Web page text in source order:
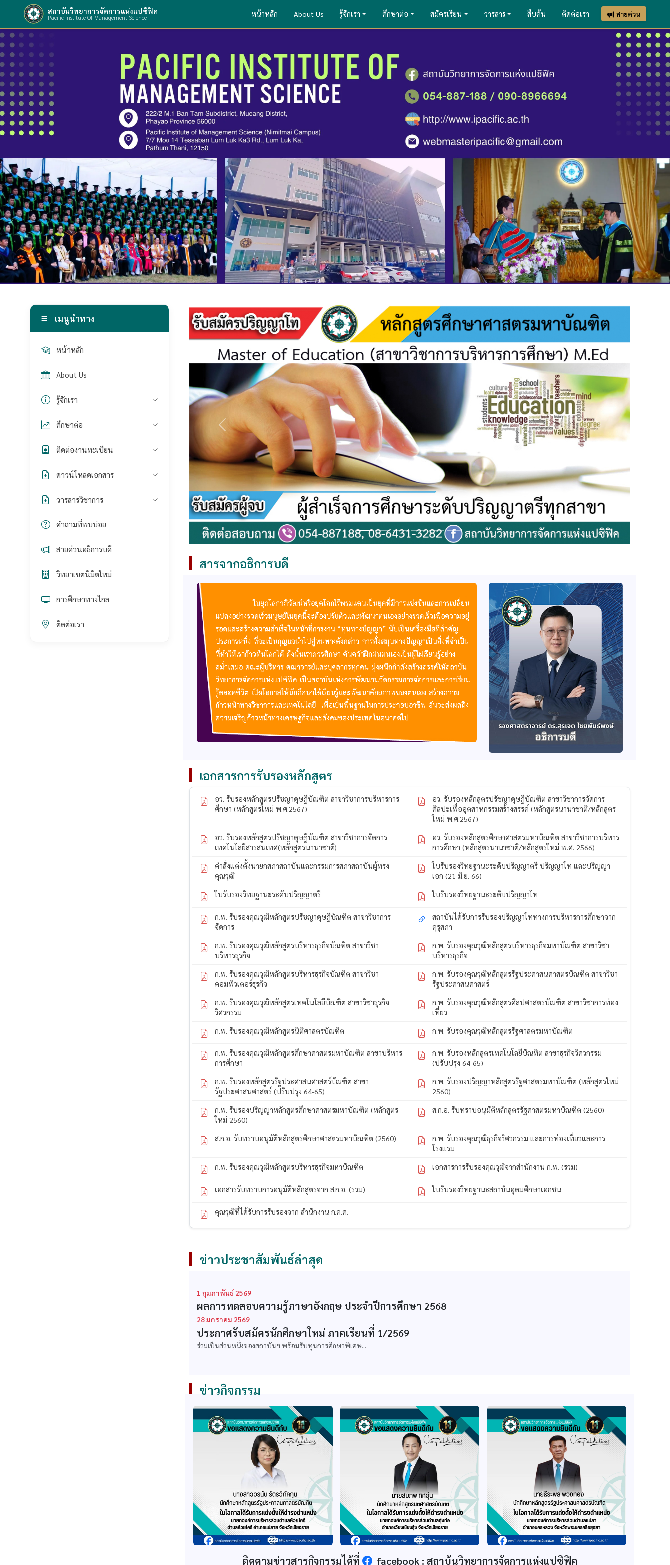
สถาบันวิทยาการจัดการแห่งแปซิฟิค
Pacific Institute Of Management Science หน้าหลัก About Us รู้จักเรา ศึกษาต่อ สมัครเรียน วารสาร สืบค้น ติดต่อเรา สายด่วน
เมนูนำทาง
หน้าหลัก
About Us
รู้จักเรา
ศึกษาต่อ
ติดต่องานทะเบียน
ดาวน์โหลดเอกสาร
วารสารวิชาการ
คำถามที่พบบ่อย
สายด่วนอธิการบดี
วิทยาเขตนิมิตใหม่
การศึกษาทางไกล
ติดต่อเรา
สารจากอธิการบดี
เอกสารการรับรองหลักสูตร
อว. รับรองหลักสูตรปรัชญาดุษฎีบัณฑิต สาขาวิชาการบริหารการ
ศึกษา (หลักสูตรใหม่ พ.ศ.2567)
อว. รับรองหลักสูตรปรัชญาดุษฎีบัณฑิต สาขาวิชาการจัดการ
ศิลปะเพื่ออุตสาหกรรมสร้างสรรค์ (หลักสูตรนานาชาติ/หลักสูตร
ใหม่ พ.ศ.2567)
อว. รับรองหลักสูตรปรัชญาดุษฎีบัณฑิต สาขาวิชาการจัดการ
เทคโนโลยีสารสนเทศ(หลักสูตรนานาชาติ)
อว. รับรองหลักสูตรศึกษาศาสตรมหาบัณฑิต สาขาวิชาการบริหาร
การศึกษา (หลักสูตรนานาชาติ/หลักสูตรใหม่ พ.ศ. 2566)
คำสั่งแต่งตั้งนายกสภาสถาบันและกรรมการสภาสถาบันผู้ทรง
คุณวุฒิ
ใบรับรองวิทยฐานะระดับปริญญาตรี ปริญญาโท และปริญญา
เอก (21 มิ.ย. 66)
ใบรับรองวิทยฐานะระดับปริญญาตรี ใบรับรองวิทยฐานะระดับปริญญาโท
ก.พ. รับรองคุณวุฒิหลักสูตรปรัชญาดุษฎีบัณฑิต สาขาวิชาการ
จัดการ
สถาบันได้รับการรับรองปริญญาโททางการบริหารการศึกษาจาก
คุรุสภา
ก.พ. รับรองคุณวุฒิหลักสูตรบริหารธุรกิจบัณฑิต สาขาวิชา
บริหารธุรกิจ
ก.พ. รับรองคุณวุฒิหลักสูตรบริหารธุรกิจมหาบัณฑิต สาขาวิชา
บริหารธุรกิจ
ก.พ. รับรองคุณวุฒิหลักสูตรบริหารธุรกิจบัณฑิต สาขาวิชา
คอมพิวเตอร์ธุรกิจ
ก.พ. รับรองคุณวุฒิหลักสูตรรัฐประศาสนศาสตรบัณฑิต สาขาวิชา
รัฐประศาสนศาสตร์
ก.พ. รับรองคุณวุฒิหลักสูตรเทคโนโลยีบัณฑิต สาขาวิชาธุรกิจ
วิศวกรรม
ก.พ. รับรองคุณวุฒิหลักสูตรศิลปศาสตรบัณฑิต สาขาวิชาการท่อง
เที่ยว
ก.พ. รับรองคุณวุฒิหลักสูตรนิติศาสตรบัณฑิต ก.พ. รับรองคุณวุฒิหลักสูตรรัฐศาสตรมหาบัณฑิต
ก.พ. รับรองคุณวุฒิหลักสูตรศึกษาศาสตรมหาบัณฑิต สาขาบริหาร
การศึกษา
ก.พ. รับรองหลักสูตรเทคโนโลยีบัณทิต สาขาธุรกิจวิศวกรรม
(ปรับปรุง 64-65)
ก.พ. รับรองหลักสูตรรัฐประศาสนศาสตร์บัณฑิต สาขา
รัฐประศาสนศาสตร์ (ปรับปรุง 64-65)
ก.พ. รับรองปริญญาหลักสูตรรัฐศาสตรมหาบัณฑิต (หลักสูตรใหม่
2560)
ก.พ. รับรองปริญญาหลักสูตรศึกษาศาสตรมหาบัณฑิต (หลักสูตร
ใหม่ 2560)
ส.ก.อ. รับทราบอนุมัติหลักสูตรรัฐศาสตรมหาบัณฑิต (2560)
ส.ก.อ. รับทราบอนุมัติหลักสูตรศึกษาศาสตรมหาบัณฑิต (2560)
ก.พ. รับรองคุณวุฒิธุรกิจวิศวกรรม และการท่องเที่ยวและการ
โรงแรม
ก.พ. รับรองคุณวุฒิหลักสูตรบริหารธุรกิจมหาบัณฑิต เอกสารการรับรองคุณวุฒิจากสำนักงาน ก.พ. (รวม)
เอกสารรับทราบการอนุมัติหลักสูตรจาก ส.ก.อ. (รวม) ใบรับรองวิทยฐานะสถาบันอุดมศึกษาเอกชน
คุณวุฒิที่ได้รับการรับรองจาก สำนักงาน ก.ค.ศ.
ข่าวประชาสัมพันธ์ล่าสุด
1 กุมภาพันธ์ 2569
ผลการทดสอบความรู้ภาษาอังกฤษ ประจำปีการศึกษา 2568
28 มกราคม 2569
ประกาศรับสมัครนักศึกษาใหม่ ภาคเรียนที่ 1/2569
ร่วมเป็นส่วนหนึ่งของสถาบันฯ พร้อมรับทุนการศึกษาพิเศษ...
ข่าวกิจกรรม
ติดตามข่าวสารกิจกรรมได้ที่ facebook : สถาบันวิทยาการจัดการแห่งแปซิฟิค